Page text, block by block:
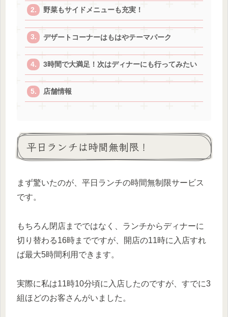
野菜もサイドメニューも充実！
デザートコーナーはもはやテーマパーク
3時間で大満足！次はディナーにも行ってみたい
店舗情報
平日ランチは時間無制限！
まず驚いたのが、平日ランチの時間無制限サービス
です。
もちろん閉店までではなく、ランチからディナーに
切り替わる16時までですが、開店の11時に入店すれ
ば最大5時間利用できます。
実際に私は11時10分頃に入店したのですが、すでに3
組ほどのお客さんがいました。